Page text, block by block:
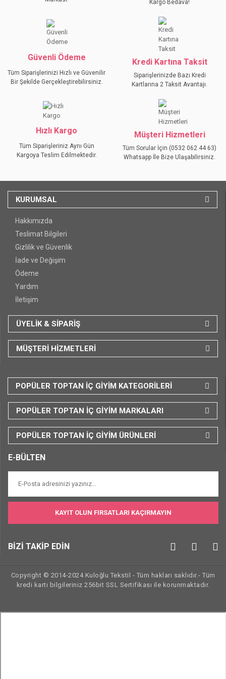
Ürün fiyatı diğer sitelerden daha pahalı.
Bu ürüne benzer farklı alternatifler olmalı.
Kargo Bedava!
Güvenli Ödeme
Tüm Siparişlerinizi Hızlı ve Güvenilir
Bir Şekilde Gerçekleştirebilirsiniz.
Kredi Kartına Taksit
Siparişlerinizde Bazı Kredi
Kartlarına 2 Taksit Avantajı.
Hızlı Kargo
Tüm Siparişleriniz Aynı Gün
Kargoya Teslim Edilmektedir.
Müşteri Hizmetleri
Tüm Sorular İçin (0532 062 44 63)
Whatsapp İle Bize Ulaşabilirsiniz.
KURUMSAL
Hakkımızda
Teslimat Bilgileri
Gizlilik ve Güvenlik
İade ve Değişim
Ödeme
Yardım
İletişim
ÜYELİK & SİPARİŞ
MÜŞTERİ HİZMETLERİ
POPÜLER TOPTAN İÇ GİYİM KATEGORİLERİ
POPÜLER TOPTAN İÇ GİYİM MARKALARI
POPÜLER TOPTAN İÇ GİYİM ÜRÜNLERİ
E-BÜLTEN
KAYIT OLUN FIRSATLARI KAÇIRMAYIN
BİZİ TAKİP EDİN
Copyright © 2014-2024 Kuloğlu Tekstil - Tüm hakları saklıdır.- Tüm
kredi kartı bilgileriniz 256bit SSL Sertifikası ile korunmaktadır.